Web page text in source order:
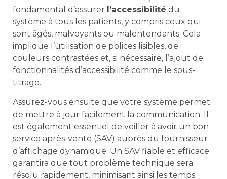
fondamental d’assurer l’accessibilité du
système à tous les patients, y compris ceux qui
sont âgés, malvoyants ou malentendants. Cela
implique l’utilisation de polices lisibles, de
couleurs contrastées et, si nécessaire, l’ajout de
fonctionnalités d’accessibilité comme le sous-
titrage.
Assurez-vous ensuite que votre système permet
de mettre à jour facilement la communication. Il
est également essentiel de veiller à avoir un bon
service après-vente (SAV) auprès du fournisseur
d’affichage dynamique. Un SAV fiable et efficace
garantira que tout problème technique sera
résolu rapidement, minimisant ainsi les temps